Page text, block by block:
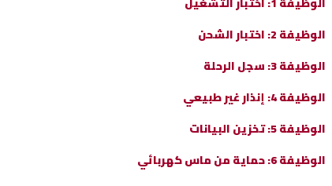
الوظيفة 2: اختبار الشحن
الوظيفة 3: سجل الرحلة
الوظيفة 4: إنذار غير طبيعي
الوظيفة 5: تخزين البيانات
الوظيفة 6: حماية من ماس كهربائي